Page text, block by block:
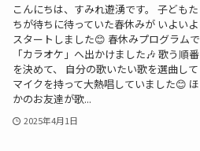
こんにちは、すみれ遊湧です。 子どもた
ちが待ちに待っていた春休みが いよいよ
スタートしました😊 春休みプログラムで
「カラオケ」へ出かけました🎶 歌う順番
を決めて、 自分の歌いたい歌を選曲して
マイクを持って大熱唱していました😊 ほ
かのお友達が歌...
2025年4月1日